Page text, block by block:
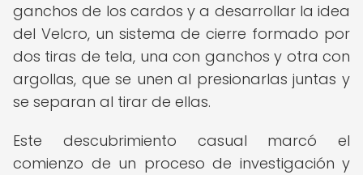
ganchos de los cardos y a desarrollar la idea
del Velcro, un sistema de cierre formado por
dos tiras de tela, una con ganchos y otra con
argollas, que se unen al presionarlas juntas y
se separan al tirar de ellas.
Este descubrimiento casual marcó el
comienzo de un proceso de investigación y